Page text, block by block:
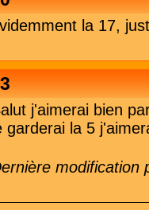
la 17,
j'aimerai bien
garderai la 5
modification